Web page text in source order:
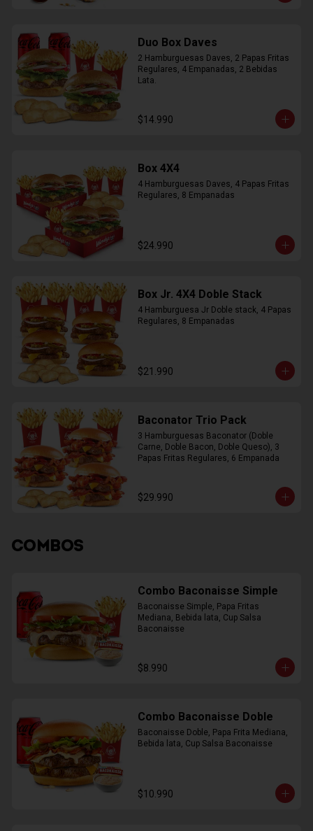
Duo Box Daves
2 Hamburguesas Daves, 2 Papas Fritas
Regulares, 4 Empanadas, 2 Bebidas
Lata.
$14.990
Box 4X4
4 Hamburguesas Daves, 4 Papas Fritas
Regulares, 8 Empanadas
$24.990
Box Jr. 4X4 Doble Stack
4 Hamburguesa Jr Doble stack, 4 Papas
Regulares, 8 Empanadas
$21.990
Baconator Trio Pack
3 Hamburguesas Baconator (Doble
Carne, Doble Bacon, Doble Queso), 3
Papas Fritas Regulares, 6 Empanada
$29.990
COMBOS
Combo Baconaisse Simple
Baconaisse Simple, Papa Fritas
Mediana, Bebida lata, Cup Salsa
Baconaisse
$8.990
Combo Baconaisse Doble
Baconaisse Doble, Papa Frita Mediana,
Bebida lata, Cup Salsa Baconaisse
$10.990